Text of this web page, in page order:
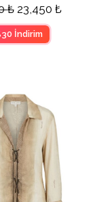
₺ 23,450 ₺
İndirim